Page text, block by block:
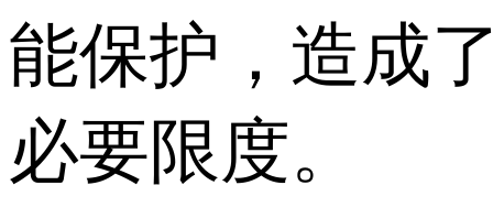
能保护，造成
必要限度。